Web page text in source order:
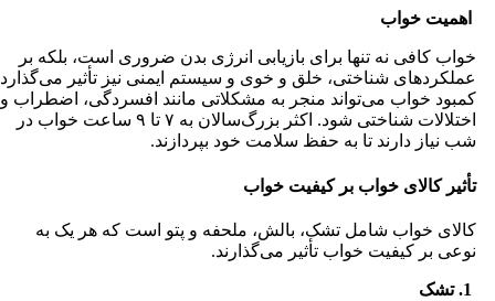
اهمیت خواب
خواب کافی نه تنها برای بازیابی انرژی بدن ضروری است، بلکه بر
عملکردهای شناختی، خلق و خوی و سیستم ایمنی نیز تأثیر
کمبود خواب می‌تواند منجر به مشکلاتی مانند افسردگی، اضطراب و
اختلالات شناختی شود. اکثر بزرگ‌سالان به ۷ تا ۹ ساعت خواب در
شب نیاز دارند تا به حفظ سلامت خود بپردازند.
تأثیر کالای خواب بر کیفیت خواب
کالای خواب شامل تشک، بالش، ملحفه و پتو است که هر یک به
نوعی بر کیفیت خواب تأثیر می‌گذارند.